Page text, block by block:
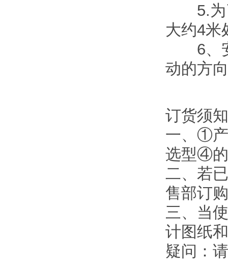
5.为了
大约4米
6、安
动的方
订货须
一、①
选型④
二、若
售部订
三、当
计图纸
疑问：